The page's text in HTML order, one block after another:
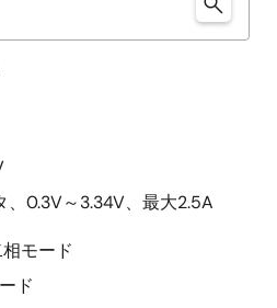
0.3V～3.34V、最大2.5A
モード
ド